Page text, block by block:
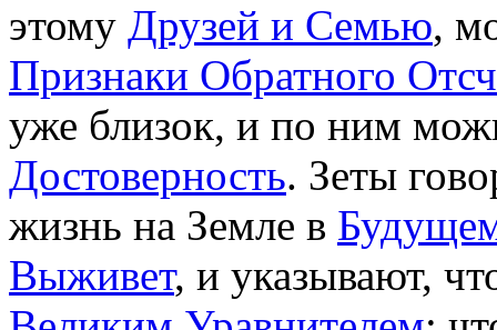
этому Друзей и Семью,
Признаки Обратного
уже близок, и по ним
Достоверность. Зеты
жизнь на Земле в
Выживет, и указывают,